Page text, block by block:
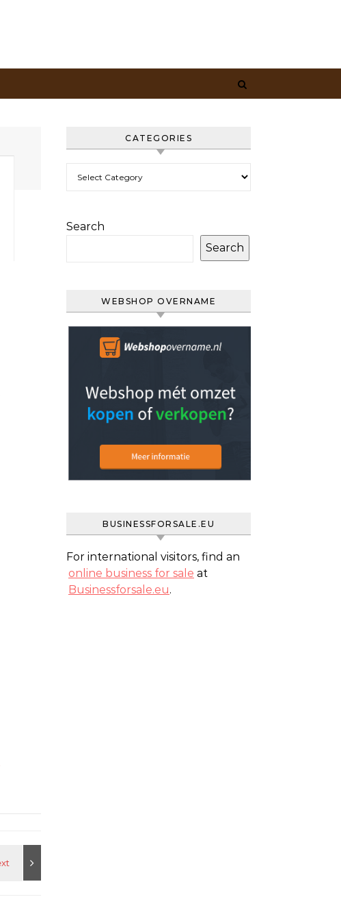
CATEGORIES
Search
Search
WEBSHOP OVERNAME
BUSINESSFORSALE.EU
For international visitors, find an
online business for sale at
Businessforsale.eu.